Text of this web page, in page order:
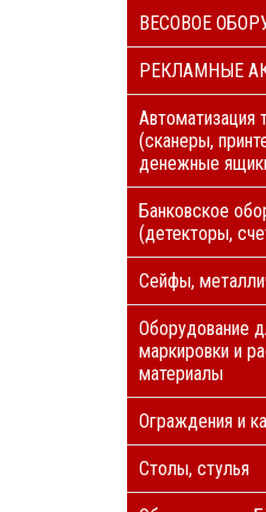
ВЕСОВОЕ
РЕКЛАМНЫЕ
Автоматизация
(сканеры,
денежные
Банковское
(детекторы,
Сейфы,
Оборудование
маркировки и
материалы
Ограждения и
Столы, стулья